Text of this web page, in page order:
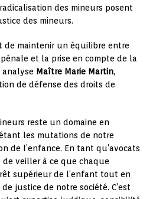
des mineurs posent
des mineurs.
de maintenir un équilibre entre
et la prise en compte de la
analyse Maître Marie Martin,
de défense des droits de
reste un domaine en
les mutations de notre
de l’enfance. En tant qu’avocats
de veiller à ce que chaque
supérieur de l’enfant tout en
justice de notre société. C’est